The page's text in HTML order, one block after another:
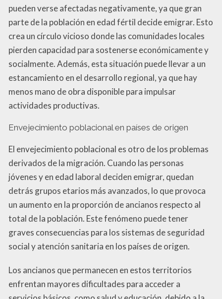
pueden verse afectadas negativamente, ya que gran
parte de la población en edad fértil decide emigrar. Esto
crea un círculo vicioso donde las comunidades locales
pierden capacidad para sostenerse económicamente y
socialmente. Además, esta situación puede llevar a un
estancamiento en el desarrollo regional, ya que hay
menos mano de obra disponible para impulsar
actividades productivas.
Envejecimiento poblacional en países de origen
El envejecimiento poblacional es otro de los problemas
derivados de la migración. Cuando las personas
jóvenes y en edad laboral deciden emigrar, quedan
detrás grupos etarios más avanzados, lo que provoca
un aumento en la proporción de ancianos respecto al
total de la población. Este fenómeno puede tener
graves consecuencias para los sistemas de seguridad
social y atención sanitaria en los países de origen.
Los ancianos que permanecen en estos territorios
enfrentan mayores dificultades para acceder a